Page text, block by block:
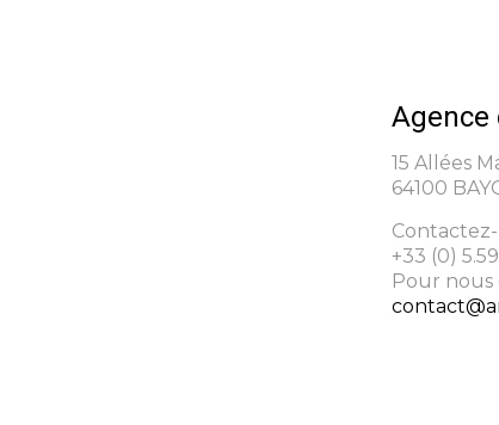
Agence
15 Allées
64100
+33 (0)
Pour nous